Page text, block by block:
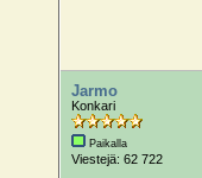
Jarmo
Konkari
Paikalla
Viestejä: 62 722